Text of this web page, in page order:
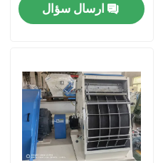
محصولات
دربارهی ما
کارخانه تور
ارسال سؤال